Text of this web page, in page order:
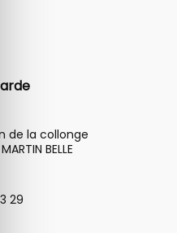
de la collonge
MARTIN BELLE
29